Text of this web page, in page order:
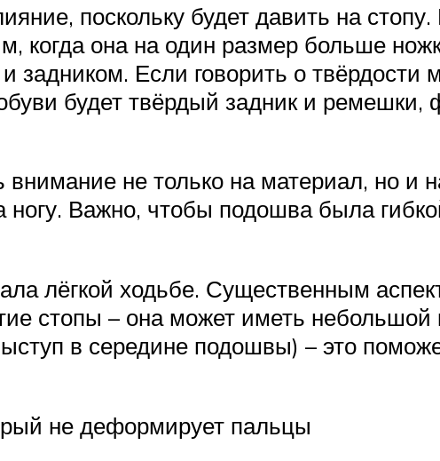
поскольку будет давить на
когда она на один размер больше
Если говорить о твёрдости
будет твёрдый задник и
не только на материал, но и
Важно, чтобы подошва была
лёгкой ходьбе. Существенным
стопы – она может иметь небольшой
в середине подошвы) – это
не деформирует пальцы